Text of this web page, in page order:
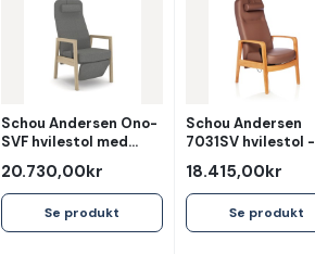
Schou Andersen Ono-
SVF hvilestol med
20.730,00kr
Se produkt
Schou Andersen
7031SV hvilestol -
18.415,00kr
Se produkt